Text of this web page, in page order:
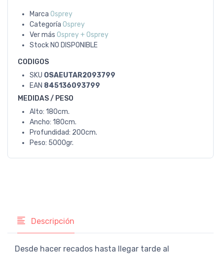
Marca Osprey
Categoría Osprey
Ver más Osprey + Osprey
Stock NO DISPONIBLE
CODIGOS
SKU OSAEUTAR2093799
EAN 845136093799
MEDIDAS / PESO
Alto: 180cm.
Ancho: 180cm.
Profundidad: 200cm.
Peso: 5000gr.
Descripción
Desde hacer recados hasta llegar tarde al